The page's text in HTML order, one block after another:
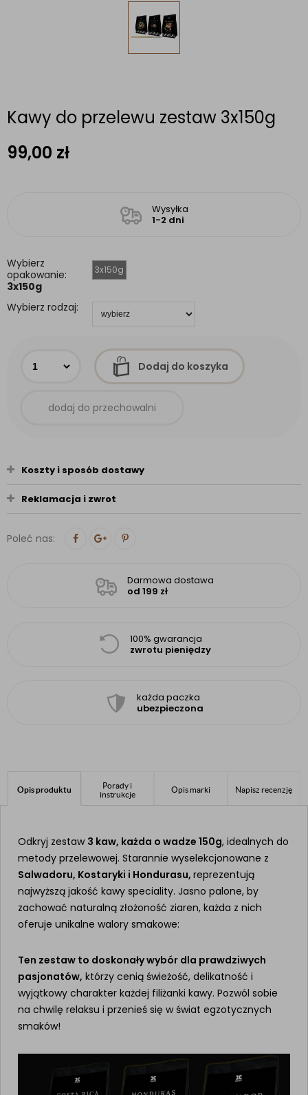
Kawy do przelewu zestaw 3x150g
99,00 zł
Wysyłka
1-2 dni
Wybierz
opakowanie:
3x150g
3x150g
Wybierz rodzaj:
Dodaj do koszyka
dodaj do przechowalni
Koszty i sposób dostawy
Reklamacja i zwrot
Poleć nas:
Darmowa dostawa
od 199 zł
100% gwarancja
zwrotu pieniędzy
każda paczka
ubezpieczona
Opis produktu
Porady i
instrukcje
Opis marki Napisz recenzję
Odkryj zestaw 3 kaw, każda o wadze 150g, idealnych do
metody przelewowej. Starannie wyselekcjonowane z
Salwadoru, Kostaryki i Hondurasu, reprezentują
najwyższą jakość kawy speciality. Jasno palone, by
zachować naturalną złożoność ziaren, każda z nich
oferuje unikalne walory smakowe:
Ten zestaw to doskonały wybór dla prawdziwych
pasjonatów, którzy cenią świeżość, delikatność i
wyjątkowy charakter każdej filiżanki kawy. Pozwól sobie
na chwilę relaksu i przenieś się w świat egzotycznych
smaków!